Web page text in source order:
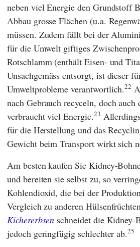
neben viel Energie den Grundstoff
Abbau grosse Flächen (u.a.
müssen. Zudem fällt bei der
für die Umwelt giftiges
Rotschlamm (enthält Eisen- und
Unsachgemäss entsorgt, ist dieser
Umweltprobleme verantwortlich.22
nach Gebrauch recyceln, doch auch
verbraucht viel Energie.23
für die Herstellung und das
Gewicht beim Transport wirkt sich
Am besten kaufen Sie Kidney-
und bereiten sie selbst zu, so
Kohlendioxid, die bei der
Vergleich zu anderen
Kichererbsen schneidet die Kidney-
jedoch geringfügig schlechter ab.25